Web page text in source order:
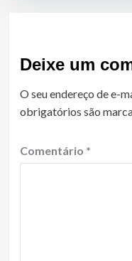
Deixe um
O seu endereço de e-
obrigatórios são
Comentário *